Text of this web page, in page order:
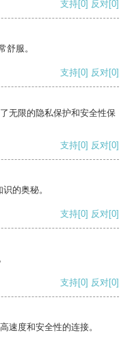
支持[0] 反对[0]
舒服。
支持[0] 反对[0]
无限的隐私保护和安全性保
支持[0] 反对[0]
的奥秘。
支持[0] 反对[0]
支持[0] 反对[0]
速度和安全性的连接。